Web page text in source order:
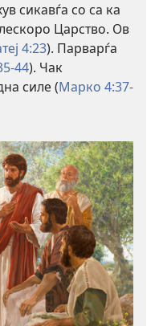
сикавѓа со са ка
Царство. Ов
4:23). Парварѓа
44). Чак
силе (Марко 4:37-